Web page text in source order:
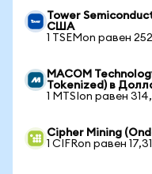
Tower
США
1 TSEMon равен
MACOM
Tokenized) в
1 MTSIon равен
Cipher Mining
1 CIFRon равен